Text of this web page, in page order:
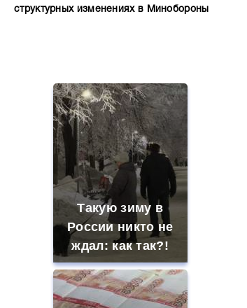
структурных изменениях в Минобороны
Такую зиму в
России никто не
ждал: как так?!